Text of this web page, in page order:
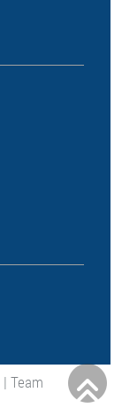
| Team